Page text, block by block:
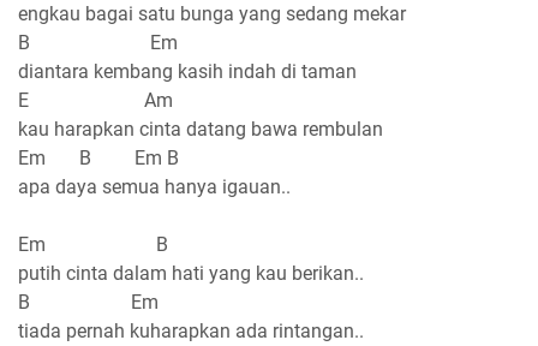
engkau bagai satu bunga yang sedang mekar
B Em
diantara kembang kasih indah di taman
E Am
kau harapkan cinta datang bawa rembulan
Em B Em B
apa daya semua hanya igauan..
Em B
putih cinta dalam hati yang kau berikan..
B Em
tiada pernah kuharapkan ada rintangan..